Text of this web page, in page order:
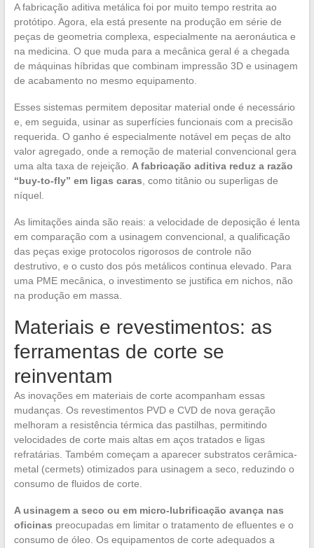
A fabricação aditiva metálica foi por muito tempo restrita ao
protótipo. Agora, ela está presente na produção em série de
peças de geometria complexa, especialmente na aeronáutica e
na medicina. O que muda para a mecânica geral é a chegada
de máquinas híbridas que combinam impressão 3D e usinagem
de acabamento no mesmo equipamento.
Esses sistemas permitem depositar material onde é necessário
e, em seguida, usinar as superfícies funcionais com a precisão
requerida. O ganho é especialmente notável em peças de alto
valor agregado, onde a remoção de material convencional gera
uma alta taxa de rejeição. A fabricação aditiva reduz a razão
“buy-to-fly” em ligas caras, como titânio ou superligas de
níquel.
As limitações ainda são reais: a velocidade de deposição é lenta
em comparação com a usinagem convencional, a qualificação
das peças exige protocolos rigorosos de controle não
destrutivo, e o custo dos pós metálicos continua elevado. Para
uma PME mecânica, o investimento se justifica em nichos, não
na produção em massa.
Materiais e revestimentos: as
ferramentas de corte se
reinventam
As inovações em materiais de corte acompanham essas
mudanças. Os revestimentos PVD e CVD de nova geração
melhoram a resistência térmica das pastilhas, permitindo
velocidades de corte mais altas em aços tratados e ligas
refratárias. Também começam a aparecer substratos cerâmica-
metal (cermets) otimizados para usinagem a seco, reduzindo o
consumo de fluidos de corte.
A usinagem a seco ou em micro-lubrificação avança nas
oficinas preocupadas em limitar o tratamento de efluentes e o
consumo de óleo. Os equipamentos de corte adequados a